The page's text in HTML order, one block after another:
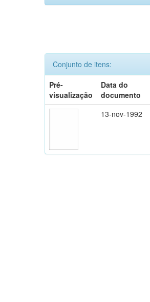
Conjunto de itens:
Pré-
visualização
Data do
documento
13-nov-1992